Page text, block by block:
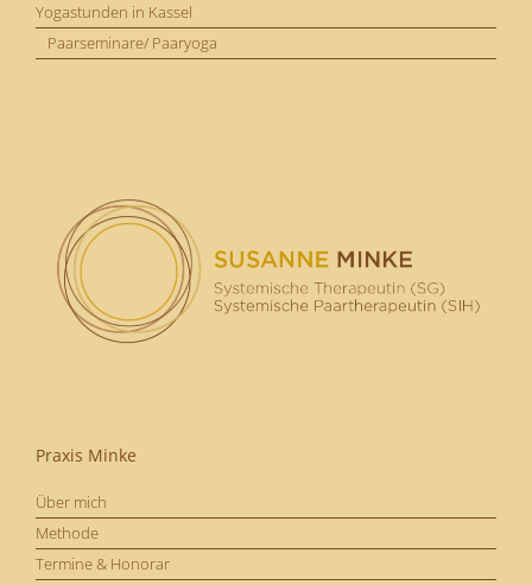
Yogastunden in Kassel
Paarseminare/ Paaryoga
Praxis Minke
Über mich
Methode
Termine & Honorar